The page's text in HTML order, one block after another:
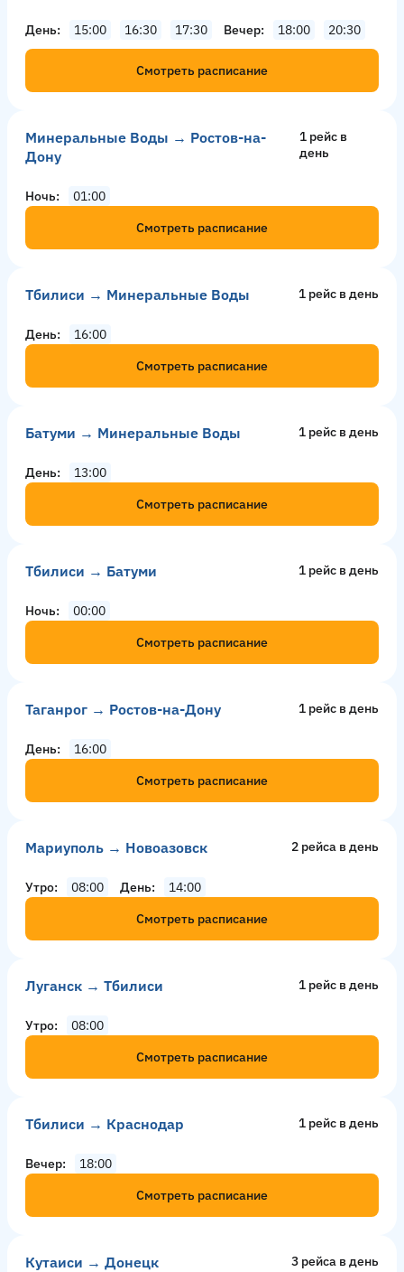
День 15:00 16:30 17:30 Вечер 18:00 20:30
Смотреть расписание
Минеральные Воды → Ростов-на-
Дону
1 рейс в
день
Ночь
01:00
Смотреть расписание
Тбилиси → Минеральные Воды 1 рейс в день
День
16:00
Смотреть расписание
Батуми → Минеральные Воды 1 рейс в день
День
13:00
Смотреть расписание
Тбилиси → Батуми 1 рейс в день
Ночь
00:00
Смотреть расписание
Таганрог → Ростов-на-Дону 1 рейс в день
День
16:00
Смотреть расписание
Мариуполь → Новоазовск 2 рейсa в день
Утро 08:00 День
14:00
Смотреть расписание
Луганск → Тбилиси 1 рейс в день
Утро
08:00
Смотреть расписание
Тбилиси → Краснодар 1 рейс в день
Вечер
18:00
Смотреть расписание
Кутаиси → Донецк 3 рейсa в день